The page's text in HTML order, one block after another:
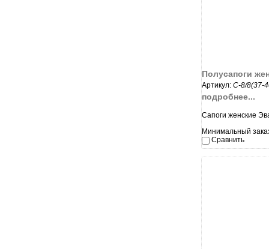
Полусапоги
Артикул: С-8/8(37-
подробнее...
Сапоги женские
Минимальный
Сравнить